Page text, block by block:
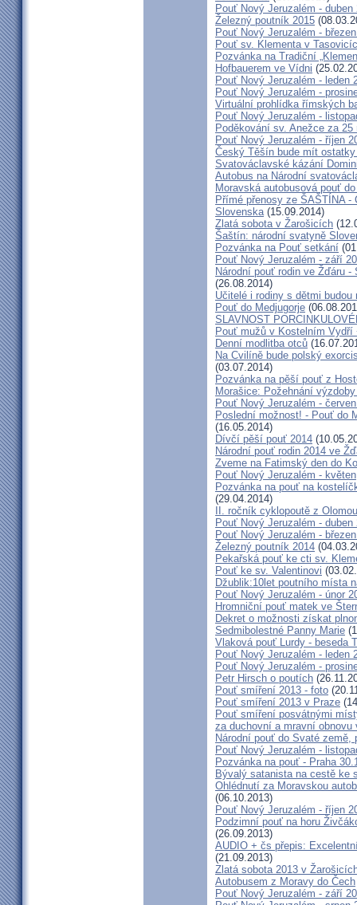
Pouť Nový Jeruzalém - duben
Železný poutník 2015
Pouť Nový Jeruzalém -
Pouť sv. Klementa v
Pozvánka na Tradiční
Hofbauerem ve Vídni
Pouť Nový Jeruzalém - leden
Pouť Nový Jeruzalém -
Virtuální prohlídka římských
Pouť Nový Jeruzalém -
Poděkování sv. Anežce za 25
Pouť Nový Jeruzalém - říjen
Český Těšín bude mít
Svatováclavské kázání
Autobus na Národní
Moravská autobusová pouť
Přímé přenosy ze ŠAŠTÍNA -
Slovenska(15.09.2014)
Zlatá sobota v Žarošicích
Šaštín: národní svatyně
Pozvánka na Pouť setkání
Pouť Nový Jeruzalém - září
Národní pouť rodin ve Žďáru
(26.08.2014)
Učitelé i rodiny s dětmi
Pouť do Medjugorje
SLAVNOST
Pouť mužů v Kostelním Vydří
Denní modlitba otců
Na Cvilíně bude polský
(03.07.2014)
Pozvánka na pěší pouť z
Morašice: Požehnání
Pouť Nový Jeruzalém -
Poslední možnost! - Pouť do
(16.05.2014)
Dívčí pěší pouť 2014
Národní pouť rodin 2014 ve
Zveme na Fatimský den do
Pouť Nový Jeruzalém - květen
Pozvánka na pouť na
(29.04.2014)
II. ročník cyklopoutě z
Pouť Nový Jeruzalém - duben
Pouť Nový Jeruzalém -
Železný poutník 2014
Pekařská pouť ke cti sv.
Pouť ke sv. Valentinovi
Džublik:10let poutního místa
Pouť Nový Jeruzalém - únor
Hromniční pouť matek ve
Dekret o možnosti získat
Sedmibolestné Panny Marie
Vlaková pouť Lurdy - beseda
Pouť Nový Jeruzalém - leden
Pouť Nový Jeruzalém -
Petr Hirsch o poutích
Pouť smíření 2013 - foto
Pouť smíření 2013 v Praze
Pouť smíření posvátnými
za duchovní a mravní obnovu
Národní pouť do Svaté země,
Pouť Nový Jeruzalém -
Pozvánka na pouť - Praha
Bývalý satanista na cestě ke
Ohlédnutí za Moravskou
(06.10.2013)
Pouť Nový Jeruzalém - říjen
Podzimní pouť na horu
(26.09.2013)
AUDIO + čs přepis:
(21.09.2013)
Zlatá sobota 2013 v
Autobusem z Moravy do Čech
Pouť Nový Jeruzalém - září